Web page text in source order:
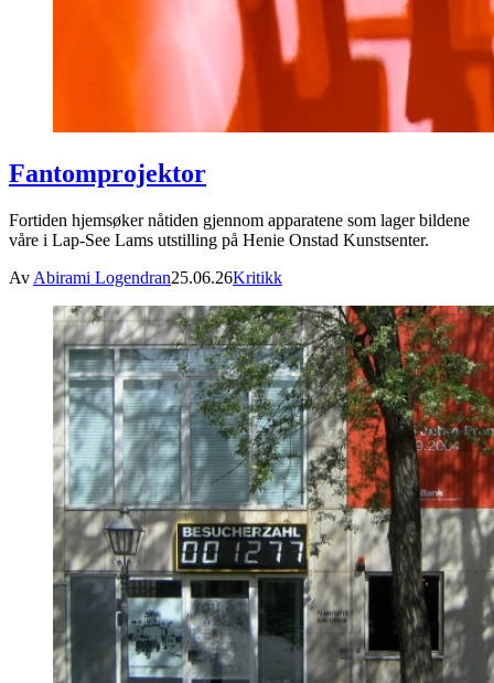
Fantomprojektor
Fortiden hjemsøker nåtiden gjennom apparatene som lager bildene
våre i Lap-See Lams utstilling på Henie Onstad Kunstsenter.
Av Abirami Logendran25.06.26Kritikk